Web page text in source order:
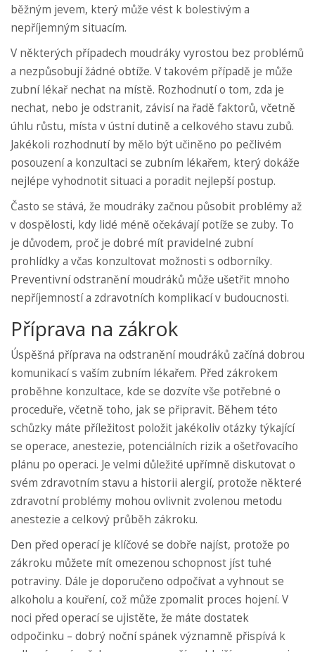
běžným jevem, který může vést k bolestivým a
nepříjemným situacím.
V některých případech moudráky vyrostou bez problémů
a nezpůsobují žádné obtíže. V takovém případě je může
zubní lékař nechat na místě. Rozhodnutí o tom, zda je
nechat, nebo je odstranit, závisí na řadě faktorů, včetně
úhlu růstu, místa v ústní dutině a celkového stavu zubů.
Jakékoli rozhodnutí by mělo být učiněno po pečlivém
posouzení a konzultaci se zubním lékařem, který dokáže
nejlépe vyhodnotit situaci a poradit nejlepší postup.
Často se stává, že moudráky začnou působit problémy až
v dospělosti, kdy lidé méně očekávají potíže se zuby. To
je důvodem, proč je dobré mít pravidelné zubní
prohlídky a včas konzultovat možnosti s odborníky.
Preventivní odstranění moudráků může ušetřit mnoho
nepříjemností a zdravotních komplikací v budoucnosti.
Příprava na zákrok
Úspěšná příprava na odstranění moudráků začíná dobrou
komunikací s vaším zubním lékařem. Před zákrokem
proběhne konzultace, kde se dozvíte vše potřebné o
proceduře, včetně toho, jak se připravit. Během této
schůzky máte příležitost položit jakékoliv otázky týkající
se operace, anestezie, potenciálních rizik a ošetřovacího
plánu po operaci. Je velmi důležité upřímně diskutovat o
svém zdravotním stavu a historii alergií, protože některé
zdravotní problémy mohou ovlivnit zvolenou metodu
anestezie a celkový průběh zákroku.
Den před operací je klíčové se dobře najíst, protože po
zákroku můžete mít omezenou schopnost jíst tuhé
potraviny. Dále je doporučeno odpočívat a vyhnout se
alkoholu a kouření, což může zpomalit proces hojení. V
noci před operací se ujistěte, že máte dostatek
odpočinku – dobrý noční spánek významně přispívá k